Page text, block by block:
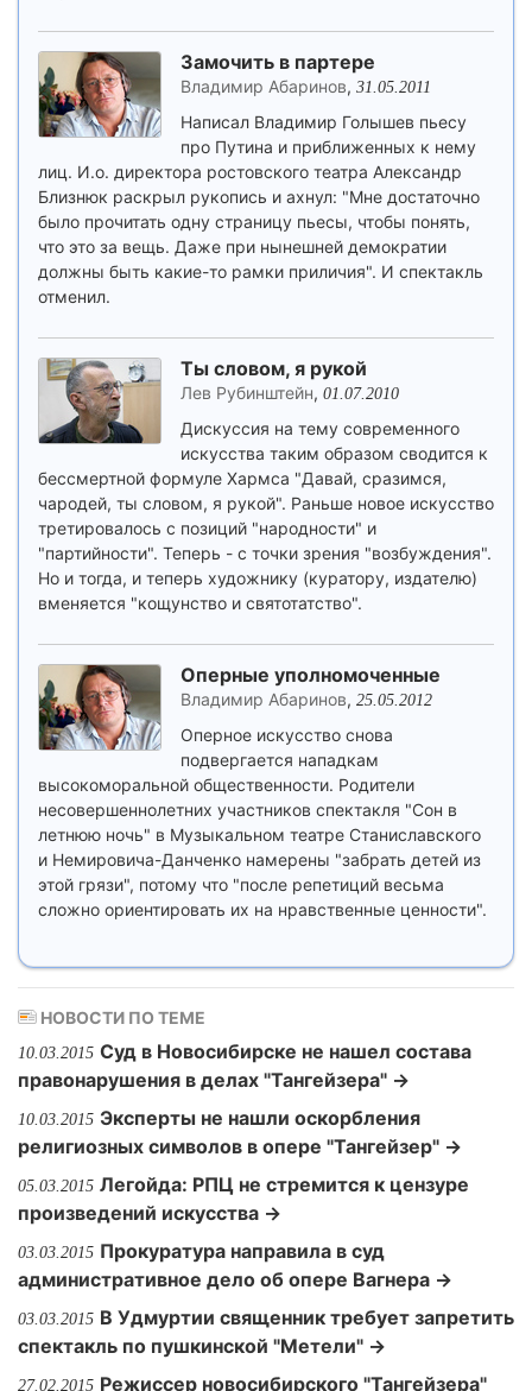
Замочить в партере
Владимир Абаринов, 31.05.2011
Написал Владимир Голышев пьесу
про Путина и приближенных к нему
лиц. И.о. директора ростовского театра Александр
Близнюк раскрыл рукопись и ахнул: "Мне достаточно
было прочитать одну страницу пьесы, чтобы понять,
что это за вещь. Даже при нынешней демократии
должны быть какие-то рамки приличия". И спектакль
отменил.
Ты словом, я рукой
Лев Рубинштейн, 01.07.2010
Дискуссия на тему современного
искусства таким образом сводится к
бессмертной формуле Хармса "Давай, сразимся,
чародей, ты словом, я рукой". Раньше новое искусство
третировалось с позиций "народности" и
"партийности". Теперь - с точки зрения "возбуждения".
Но и тогда, и теперь художнику (куратору, издателю)
вменяется "кощунство и святотатство".
Оперные уполномоченные
Владимир Абаринов, 25.05.2012
Оперное искусство снова
подвергается нападкам
высокоморальной общественности. Родители
несовершеннолетних участников спектакля "Сон в
летнюю ночь" в Музыкальном театре Станиславского
и Немировича-Данченко намерены "забрать детей из
этой грязи", потому что "после репетиций весьма
сложно ориентировать их на нравственные ценности".
НОВОСТИ ПО ТЕМЕ
10.03.2015 Суд в Новосибирске не нашел состава
правонарушения в делах "Тангейзера" →
10.03.2015 Эксперты не нашли оскорбления
религиозных символов в опере "Тангейзер" →
05.03.2015 Легойда: РПЦ не стремится к цензуре
произведений искусства →
03.03.2015 Прокуратура направила в суд
административное дело об опере Вагнера →
03.03.2015 В Удмуртии священник требует запретить
спектакль по пушкинской "Метели" →
27.02.2015 Режиссер новосибирского "Тангейзера"